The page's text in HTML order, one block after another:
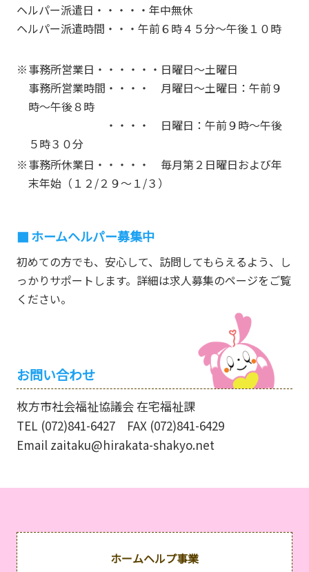
ヘルパー派遣日・・・・・年中無休
ヘルパー派遣時間・・・午前６時４５分～午後１０時
事務所営業日・・・・・・日曜日～土曜日
事務所営業時間・・・・ 月曜日～土曜日：午前９
時～午後８時
・・・・ 日曜日：午前９時～午後
５時３０分
事務所休業日・・・・・ 毎月第２日曜日および年
末年始（１２/２９～１/３）
ホームヘルパー募集中
初めての方でも、安心して、訪問してもらえるよう、し
っかりサポートします。詳細は求人募集のページをご覧
ください。
お問い合わせ
枚方市社会福祉協議会 在宅福祉課
TEL (072)841-6427FAX (072)841-6429
Email zaitaku@hirakata-shakyo.net
ホームヘルプ事業